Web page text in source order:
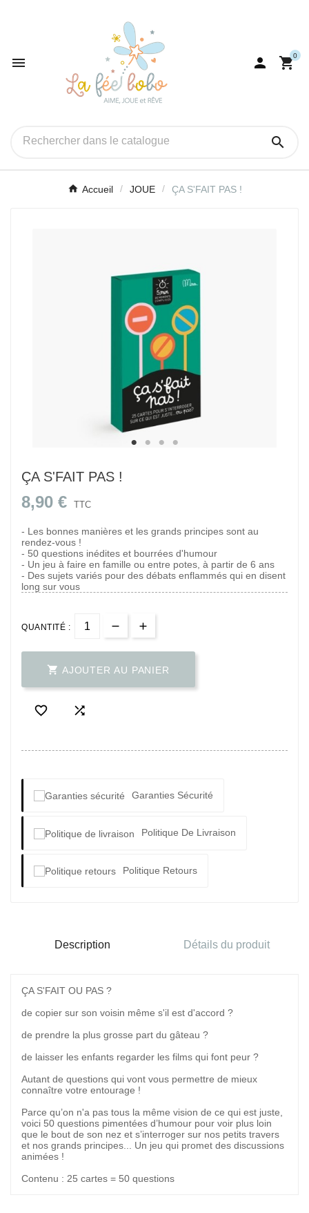
  0

Accueil JOUE ÇA S'FAIT PAS !
ÇA S'FAIT PAS !
8,90 € TTC
- Les bonnes manières et les grands principes sont au
rendez-vous !
- 50 questions inédites et bourrées d'humour
- Un jeu à faire en famille ou entre potes, à partir de 6 ans
- Des sujets variés pour des débats enflammés qui en disent
long sur vous
QUANTITÉ :
 AJOUTER AU PANIER
 
Garanties Sécurité
Politique De Livraison
Politique Retours
Description Détails du produit
ÇA S'FAIT OU PAS ?
de copier sur son voisin même s'il est d'accord ?
de prendre la plus grosse part du gâteau ?
de laisser les enfants regarder les films qui font peur ?
Autant de questions qui vont vous permettre de mieux
connaître votre entourage !
Parce qu’on n'a pas tous la même vision de ce qui est juste,
voici 50 questions pimentées d’humour pour voir plus loin
que le bout de son nez et s’interroger sur nos petits travers
et nos grands principes... Un jeu qui promet des discussions
animées !
Contenu : 25 cartes = 50 questions